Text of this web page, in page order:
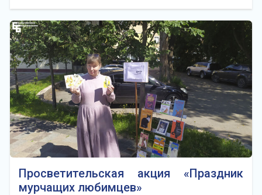
Просветительская акция «Праздник
мурчащих любимцев»